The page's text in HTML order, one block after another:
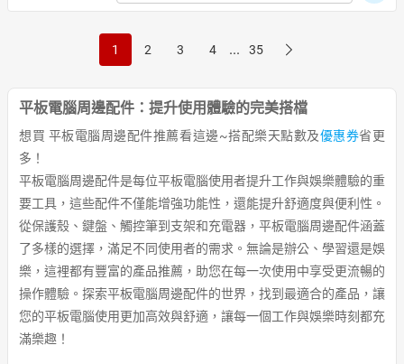
1 2 3 4 ... 35
平板電腦周邊配件：提升使用體驗的完美搭檔
想買 平板電腦周邊配件推薦看這邊~搭配樂天點數及優惠券省更
多！
平板電腦周邊配件是每位平板電腦使用者提升工作與娛樂體驗的重
要工具，這些配件不僅能增強功能性，還能提升舒適度與便利性。
從保護殼、鍵盤、觸控筆到支架和充電器，平板電腦周邊配件涵蓋
了多樣的選擇，滿足不同使用者的需求。無論是辦公、學習還是娛
樂，這裡都有豐富的產品推薦，助您在每一次使用中享受更流暢的
操作體驗。探索平板電腦周邊配件的世界，找到最適合的產品，讓
您的平板電腦使用更加高效與舒適，讓每一個工作與娛樂時刻都充
滿樂趣！